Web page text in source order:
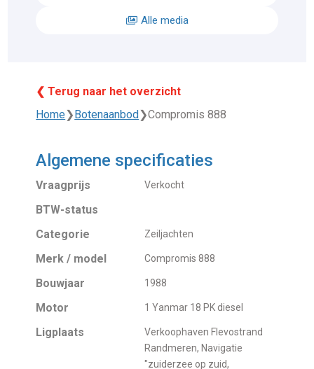
Alle media
❮ Terug naar het overzicht
Home❯Botenaanbod❯Compromis 888
Algemene specificaties
Vraagprijs Verkocht
BTW-status
Categorie
Zeiljachten
Merk / model Compromis 888
Bouwjaar 1988
Motor 1 Yanmar 18 PK diesel
Ligplaats
Verkoophaven Flevostrand
Randmeren, Navigatie
"zuiderzee op zuid,